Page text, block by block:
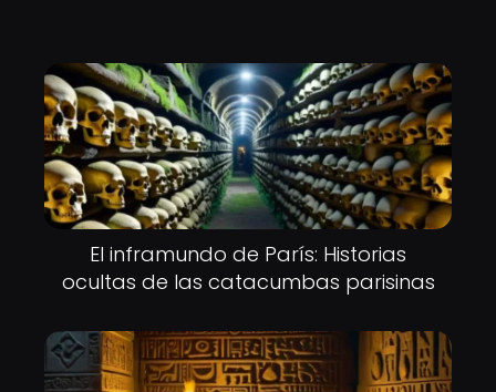
El inframundo de París: Historias
ocultas de las catacumbas parisinas